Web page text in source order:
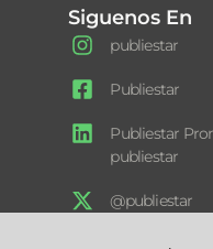
Siguenos En
publiestar
Publiestar
Publiestar
publiestar
@publiestar